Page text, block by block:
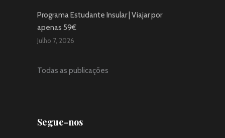
Programa Estudante Insular | Viajar por
apenas 59€
Julho 7, 2026
Todas as publicações
Segue-nos